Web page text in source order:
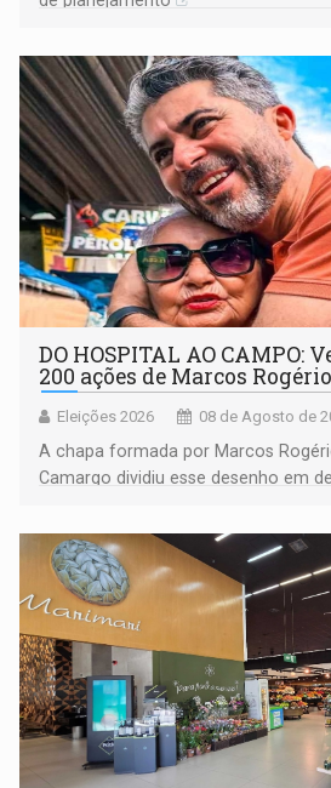
DO HOSPITAL AO CAMPO:
200 ações de Marcos
Eleições 2026 08 de Agosto de
A chapa formada por Marcos
Camargo dividiu esse desenho em